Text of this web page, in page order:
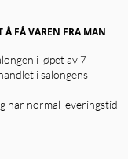
Å FÅ VAREN FRA MAN
i løpet av 7
i salongens
har normal leveringstid